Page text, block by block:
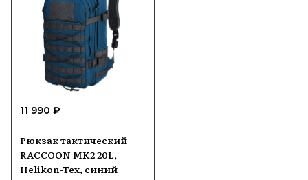
11 990 ₽
Рюкзак тактический
RACCOON MK2 20L,
Helikon-Tex, синий